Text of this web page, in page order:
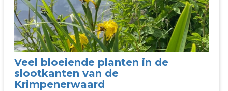
Veel bloeiende planten in de
slootkanten van de
Krimpenerwaard